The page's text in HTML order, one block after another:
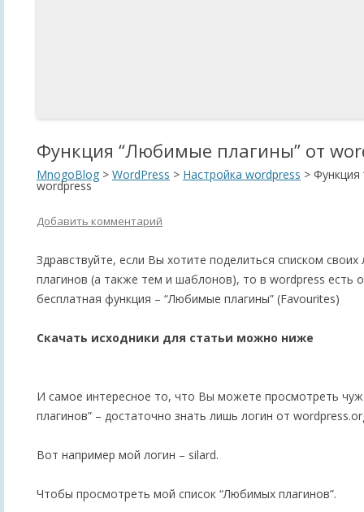
Функция “Любимые плагины” от
MnogoBlog > WordPress > Настройка wordpress > Функция
wordpress
Добавить комментарий
Здравствуйте, если Вы хотите поделиться списком
плагинов (а также тем и шаблонов), то в wordpress есть
бесплатная функция – “Любимые плагины” (Favourites)
Скачать исходники для статьи можно ниже
И самое интересное то, что Вы можете просмотреть
плагинов” – достаточно знать лишь логин от
Вот например мой логин – silard.
Чтобы просмотреть мой список “Любимых плагинов”.